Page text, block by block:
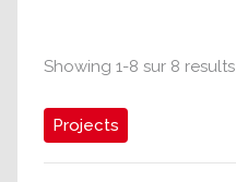
Showing 1-8 sur 8 results
Projects